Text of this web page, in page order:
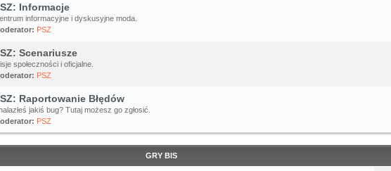
Informacje
informacyjne i dyskusyjne moda.
PSZ
Scenariusze
społeczności i oficjalne.
PSZ
Raportowanie Błędów
jakiś bug? Tutaj możesz go zgłosić.
PSZ
GRY BIS